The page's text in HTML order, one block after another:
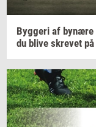
Byg­ge­ri af by­næ­re
du blive skre­vet på